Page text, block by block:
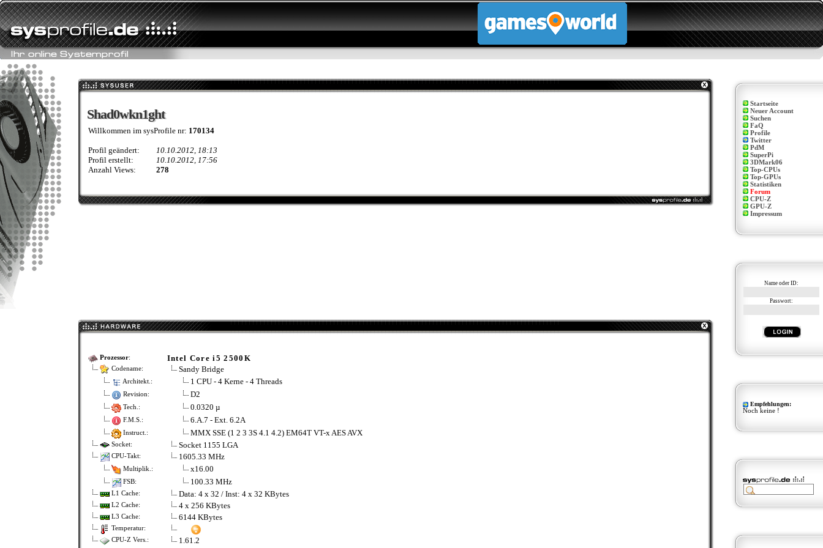
Shad0wkn1ght
Shad0wkn1ght
Willkommen im sysProfile nr: 170134
Profil geändert:
10.10.2012, 18:13
Profil erstellt:
10.10.2012, 17:56
Anzahl Views:
278
Prozessor: Intel Core i5 2500K
Codename: Sandy Bridge
Architekt.: 1 CPU - 4 Kerne - 4 Threads
Revision: D2
Tech.: 0.0320 µ
F.M.S.: 6.A.7 - Ext. 6.2A
Instruct.: MMX SSE (1 2 3 3S 4.1 4.2) EM64T VT-x AES AVX
Socket: Socket 1155 LGA
CPU-Takt: 1605.33 MHz
Multiplik.: x16.00
FSB: 100.33 MHz
L1 Cache: Data: 4 x 32 / Inst: 4 x 32 KBytes
L2 Cache: 4 x 256 KBytes
L3 Cache: 6144 KBytes
Temperatur:
CPU-Z Vers.:
1.61.2
Startseite
Neuer Account
Suchen
FaQ
Profile
Twitter
PdM
SuperPi
3DMark06
Top-CPUs
Top-GPUs
Statistiken
Forum
CPU-Z
GPU-Z
Impressum
Name oder ID:
Passwort:
Empfehlungen:
Noch keine !